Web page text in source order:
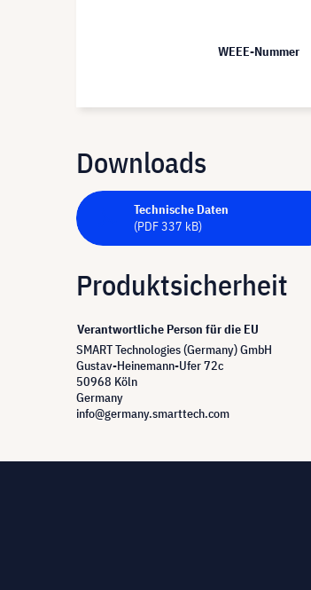
WEEE-Nummer
Downloads
Technische Daten
(PDF 337 kB)
Produktsicherheit
Verantwortliche Person für die EU
SMART Technologies (Germany) GmbH
Gustav-Heinemann-Ufer 72c
50968 Köln
Germany
info@germany.smarttech.com